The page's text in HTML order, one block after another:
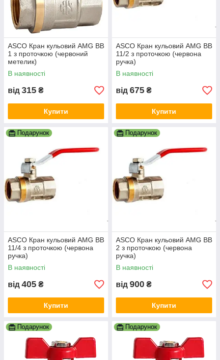
ASCO Кран кульовий AMG ВВ
1 з проточкою (червоний
метелик)
В наявності
від 315 ₴
Купити
ASCO Кран кульовий AMG ВВ
11/2 з проточкою (червона
ручка)
В наявності
від 675 ₴
Купити
Подарунок
ASCO Кран кульовий AMG ВВ
11/4 з проточкою (червона
ручка)
В наявності
від 405 ₴
Купити
Подарунок
ASCO Кран кульовий AMG ВВ
2 з проточкою (червона
ручка)
В наявності
від 900 ₴
Купити
Подарунок Подарунок